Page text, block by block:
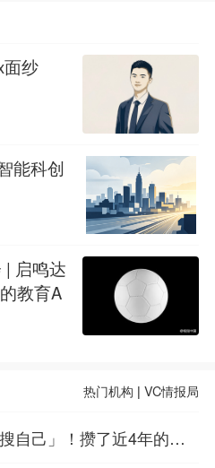
面纱
能科创
| 启鸣达
教育A
热门机构 |VC情报局
自己」！攒了近4年的对